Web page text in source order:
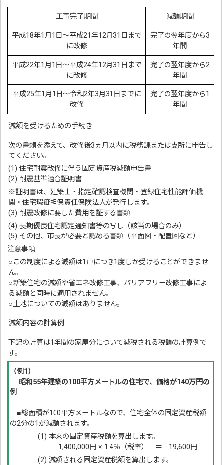
工事完了期間 減額期間
平成18年1月1日～平成21年12月31日まで
に改修
完了の翌年度から3
年間
平成22年1月1日～平成24年12月31日まで
に改修
完了の翌年度から2
年間
平成25年1月1日～令和2年3月31日までに
改修
完了の翌年度から1
年間
減額を受けるための手続き
次の書類を添えて、改修後3ヵ月以内に税務課または支所に申告し
てください。
(1) 住宅耐震改修に伴う固定資産税減額申告書
(2) 耐震基準適合証明書
※証明書は、建築士・指定確認検査機関・登録住宅性能評価機
関・住宅瑕疵担保責任保険法人が発行します。
(3) 耐震改修に要した費用を証する書類
(4) 長期優良住宅認定通知書等の写し（該当の場合のみ）
(5) その他、市長が必要と認める書類（平面図・配置図など）
注意事項
○この制度による減額は1戸につき1度しか受けることができませ
ん。
○新築住宅の減額や省エネ改修工事、バリアフリー改修工事によ
る減額と同時に適用されません。
○土地についての減額はありません。
減額内容の計算例
下記の計算は1年間の家屋分について減税される税額の計算例で
す。
（例1）
昭和55年建築の100平方メートルの住宅で、価格が140万円の
例
■総面積が100平方メートルなので、住宅全体の固定資産税額
の2分の1が減額されます。
(1) 本来の固定資産税額を算出します。
1,400,000円 × 1.4％（税率） ＝ 19,600円
(2) 減額される固定資産税額を算出します。